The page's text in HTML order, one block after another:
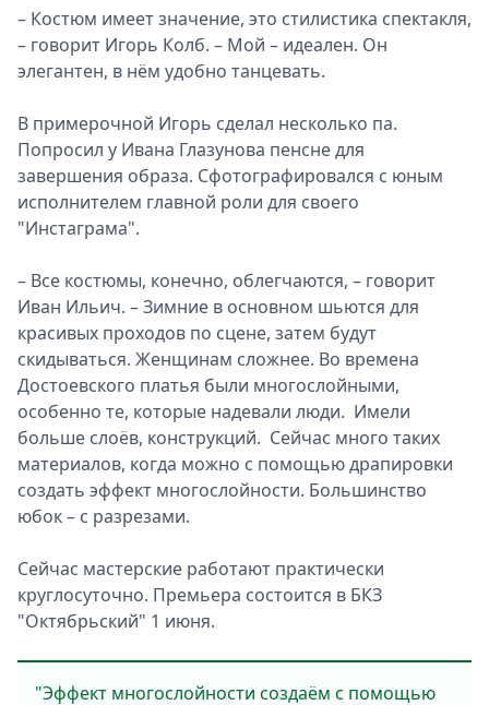
– Костюм имеет значение, это стилистика спектакля,
– говорит Игорь Колб. – Мой – идеален. Он
элегантен, в нём удобно танцевать.
В примерочной Игорь сделал несколько па.
Попросил у Ивана Глазунова пенсне для
завершения образа. Сфотографировался с юным
исполнителем главной роли для своего
"Инстаграма".
– Все костюмы, конечно, облегчаются, – говорит
Иван Ильич. – Зимние в основном шьются для
красивых проходов по сцене, затем будут
скидываться. Женщинам сложнее. Во времена
Достоевского платья были многослойными,
особенно те, которые надевали люди. Имели
больше слоёв, конструкций. Сейчас много таких
материалов, когда можно с помощью драпировки
создать эффект многослойности. Большинство
юбок – с разрезами.
Сейчас мастерские работают практически
круглосуточно. Премьера состоится в БКЗ
"Октябрьский" 1 июня.
"Эффект многослойности создаём с помощью